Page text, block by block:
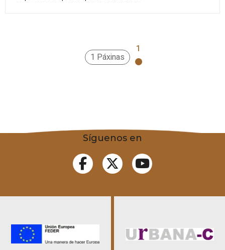
1 Páxinas
1
Síguenos en